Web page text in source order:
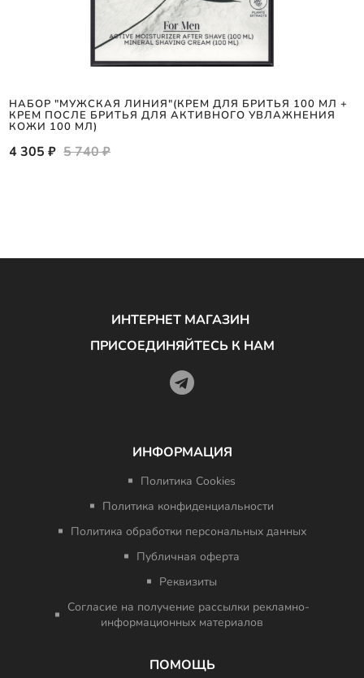
НАБОР "МУЖСКАЯ ЛИНИЯ"(КРЕМ ДЛЯ БРИТЬЯ 100 МЛ +
КРЕМ ПОСЛЕ БРИТЬЯ ДЛЯ АКТИВНОГО УВЛАЖНЕНИЯ
КОЖИ 100 МЛ)
4 305 ₽ 5 740 ₽
ИНТЕРНЕТ МАГАЗИН
ПРИСОЕДИНЯЙТЕСЬ К НАМ
ИНФОРМАЦИЯ
Политика Cookies
Политика конфиденциальности
Политика обработки персональных данных
Публичная оферта
Реквизиты
Согласие на получение рассылки рекламно-
информационных материалов
ПОМОЩЬ